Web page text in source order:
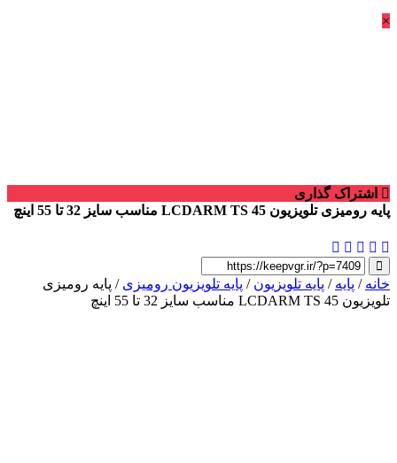
×
اشتراک گذاری
پایه رومیزی تلویزیون LCDARM TS 45 مناسب سایز 32 تا 55 اینچ
خانه / پایه / پایه تلویزیون / پایه تلویزیون رومیزی / پایه رومیزی
تلویزیون LCDARM TS 45 مناسب سایز 32 تا 55 اینچ